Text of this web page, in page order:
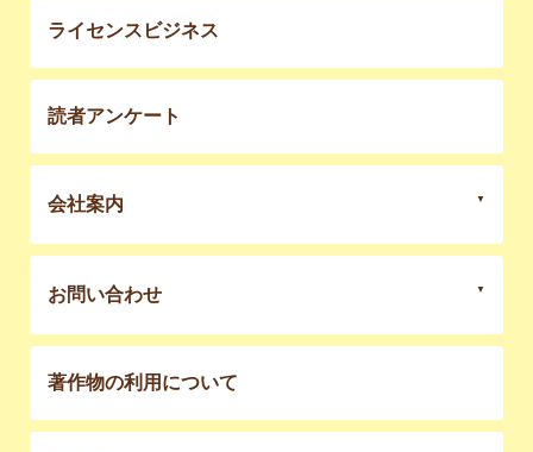
ライセンスビジネス
読者アンケート
会社案内
お問い合わせ
著作物の利用について